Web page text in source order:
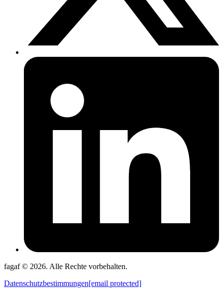
fagaf © 2026. Alle Rechte vorbehalten.
Datenschutzbestimmungen[email protected]